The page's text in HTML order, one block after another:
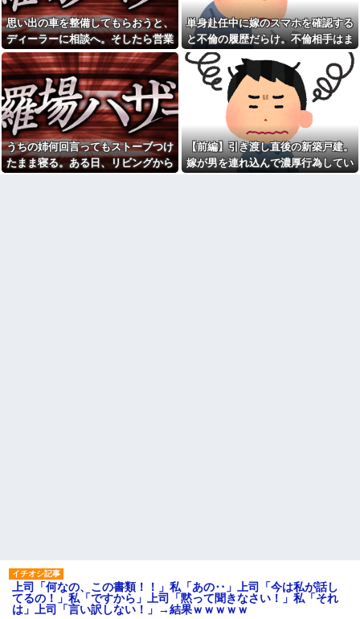
【オイィィィィィィ！！】秋
田県職員、ラ○ホテルと思われる
場所から記者会見に参加してし
まった結果w w w w w w w w
【悲報】琵琶湖花火大会、詐
欺扱いされ大炎上！！なお琵琶
湖三市とも「知らない」と公式
声明←これどう言うことなん
や！？？？？？？？？
いつものスーパーで偶然見か
けた義弟嫁。夫に何気なくその
話しただけなのに、そこから妙
な空気になってしまい…
森三中体型な先輩嫁さんが数
こに金庫があったから、開けて
みようとしただけ☆』義兄「泥
は出てけ！二度と来るな！」結
果・・・
夫の前妻がウチに乗り込んで
きた・・・とりあえず警察呼ん
でひきとってもらった
【衝撃】奥バレ＆離婚決定！
慰謝料2000万を誓約書で即決さ
せた旦那がスゴすぎｗｗｗｗ
職場に全方位的に喧嘩腰の人
いたのおもいだしたわ〜
【衝撃】54歳女、母親の口座
から1000万円以上を配信者に投
げ銭→89歳母を殺害した疑い、
金銭トラブルか
職場に全方位的に喧嘩腰の人
いたのおもいだしたわ〜
思い出の車を整備してもらおうと、
ディーラーに相談へ。そしたら営業
マンに開ロ一言...
単身赴任中に嫁のスマホを確認する
と不倫の履歴だらけ。不倫相手はま
さかの・・・
うちの姉何回言ってもストーブつけ
たまま寝る。ある日、リビングから
【前編】引き渡し直後の新築戸建。
嫁が男を連れ込んで濃厚行為してい
上司「何なの、この書類！！」私「あの‥」上司「今は私が話し
てるの！」私「ですから」上司「黙って聞きなさい！」私「それ
は」上司「言い訳しない！」→結果ｗｗｗｗｗ